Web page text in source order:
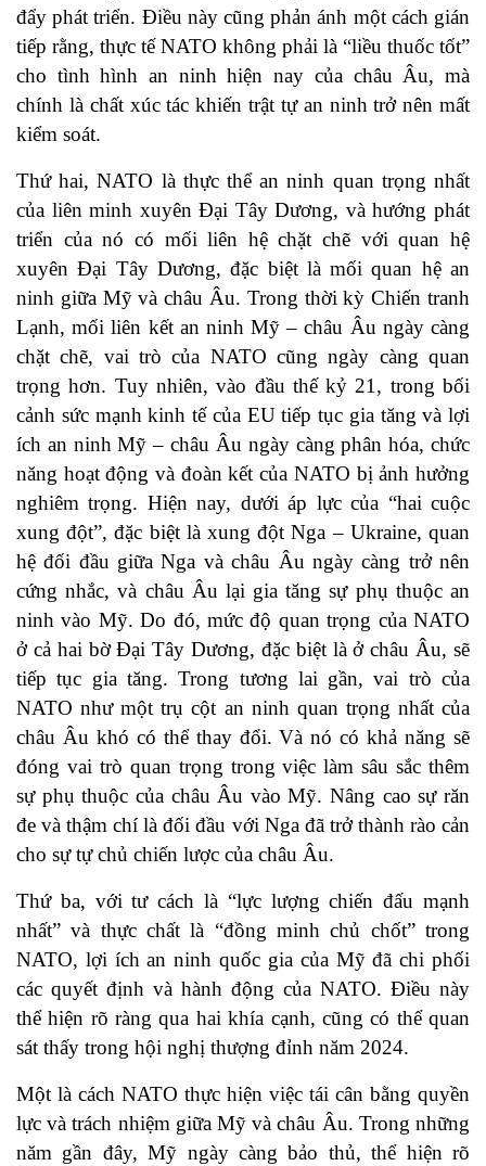
đẩy phát triển. Điều này cũng phản ánh một cách gián
tiếp rằng, thực tế NATO không phải là “liều thuốc tốt”
cho tình hình an ninh hiện nay của châu Âu, mà
chính là chất xúc tác khiến trật tự an ninh trở nên mất
kiểm soát.
Thứ hai, NATO là thực thể an ninh quan trọng nhất
của liên minh xuyên Đại Tây Dương, và hướng phát
triển của nó có mối liên hệ chặt chẽ với quan hệ
xuyên Đại Tây Dương, đặc biệt là mối quan hệ an
ninh giữa Mỹ và châu Âu. Trong thời kỳ Chiến tranh
Lạnh, mối liên kết an ninh Mỹ – châu Âu ngày càng
chặt chẽ, vai trò của NATO cũng ngày càng quan
trọng hơn. Tuy nhiên, vào đầu thế kỷ 21, trong bối
cảnh sức mạnh kinh tế của EU tiếp tục gia tăng và lợi
ích an ninh Mỹ – châu Âu ngày càng phân hóa, chức
năng hoạt động và đoàn kết của NATO bị ảnh hưởng
nghiêm trọng. Hiện nay, dưới áp lực của “hai cuộc
xung đột”, đặc biệt là xung đột Nga – Ukraine, quan
hệ đối đầu giữa Nga và châu Âu ngày càng trở nên
cứng nhắc, và châu Âu lại gia tăng sự phụ thuộc an
ninh vào Mỹ. Do đó, mức độ quan trọng của NATO
ở cả hai bờ Đại Tây Dương, đặc biệt là ở châu Âu, sẽ
tiếp tục gia tăng. Trong tương lai gần, vai trò của
NATO như một trụ cột an ninh quan trọng nhất của
châu Âu khó có thể thay đổi. Và nó có khả năng sẽ
đóng vai trò quan trọng trong việc làm sâu sắc thêm
sự phụ thuộc của châu Âu vào Mỹ. Nâng cao sự răn
đe và thậm chí là đối đầu với Nga đã trở thành rào cản
cho sự tự chủ chiến lược của châu Âu.
Thứ ba, với tư cách là “lực lượng chiến đấu mạnh
nhất” và thực chất là “đồng minh chủ chốt” trong
NATO, lợi ích an ninh quốc gia của Mỹ đã chi phối
các quyết định và hành động của NATO. Điều này
thể hiện rõ ràng qua hai khía cạnh, cũng có thể quan
sát thấy trong hội nghị thượng đỉnh năm 2024.
Một là cách NATO thực hiện việc tái cân bằng quyền
lực và trách nhiệm giữa Mỹ và châu Âu. Trong những
năm gần đây, Mỹ ngày càng bảo thủ, thể hiện rõ